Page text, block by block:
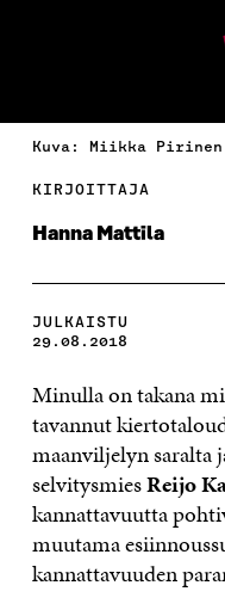
Kuva: Miikka
KIRJOITTAJA
Hanna Mattila
JULKAISTU
29.08.2018
Minulla on takana
tavannut
maanviljelyn saralta
selvitysmiesReijo
kannattavuutta
muutama
kannattavuuden